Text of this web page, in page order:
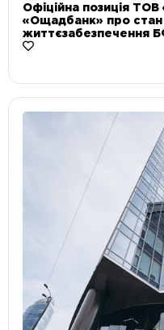
Офіційна позиція
«Ощадбанк» про стан
життєзабезпечення